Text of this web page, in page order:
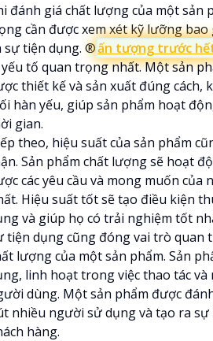
đánh giá chất lượng của một sản
cần được xem xét kỹ lưỡng
sự tiện dụng. ®️ấn tượng trước
tố quan trọng nhất. Một sản
thiết kế và sản xuất đúng cách,
hàn yếu, giúp sản phẩm hoạt
gian.
theo, hiệu suất của sản phẩm
Sản phẩm chất lượng sẽ hoạt
các yêu cầu và mong muốn
Hiệu suất tốt sẽ tạo điều kiện
và giúp họ có trải nghiệm tốt
tiện dụng cũng đóng vai trò quan
lượng của một sản phẩm. Sản
linh hoạt trong việc thao tác và
dùng. Một sản phẩm được
nhiều người sử dụng và tạo ra sự
hàng.